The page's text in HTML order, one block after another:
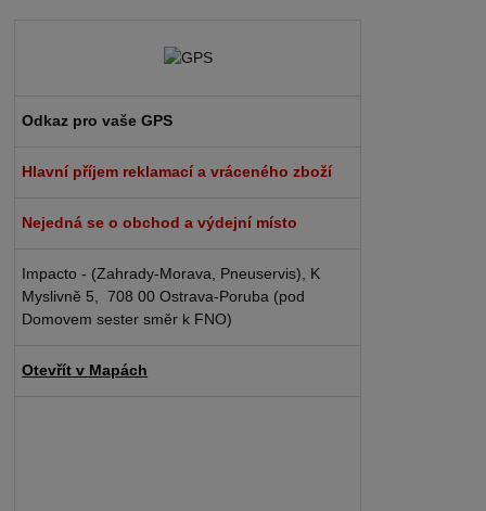
Odkaz pro vaše GPS
Hlavní příjem reklamací a vráceného zboží
Nejedná se o obchod a výdejní místo
Impacto - (Zahrady-Morava, Pneuservis), K
Myslivně 5, 708 00 Ostrava-Poruba (pod
Domovem sester směr k FNO)
Otevřít v Mapách